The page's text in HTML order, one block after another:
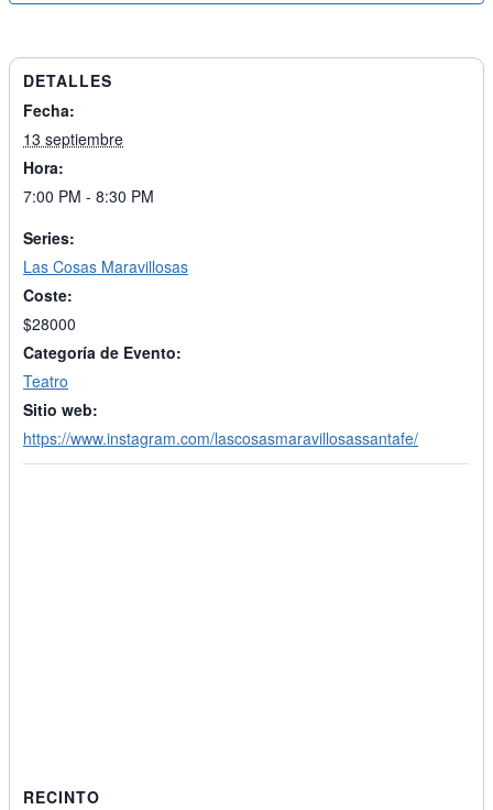
DETALLES
Fecha:
13 septiembre
Hora:
7:00 PM - 8:30 PM
Series:
Las Cosas Maravillosas
Coste:
$28000
Categoría de Evento:
Teatro
Sitio web:
https://www.instagram.com/lascosasmaravillosassantafe/
RECINTO